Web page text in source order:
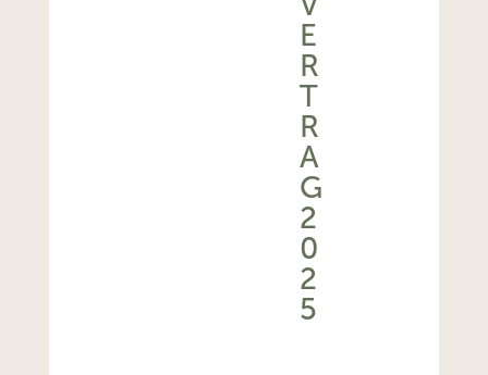
E
R
T
R
A
G
2
0
2
5